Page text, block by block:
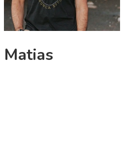
Matias